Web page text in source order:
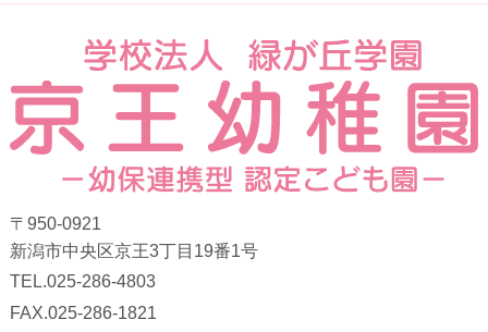
〒950-0921
新潟市中央区京王3丁目19番1号
TEL.025-286-4803
FAX.025-286-1821